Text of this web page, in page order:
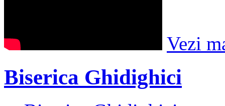
Vezi
Biserica Ghidighici